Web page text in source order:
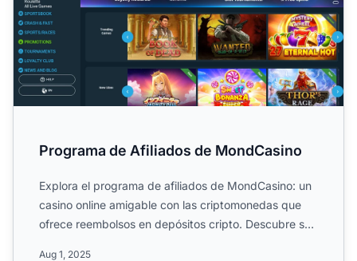
Programa de Afiliados de MondCasino
Explora el programa de afiliados de MondCasino: un
casino online amigable con las criptomonedas que
ofrece reembolsos en depósitos cripto. Descubre su
Aug 1, 2025